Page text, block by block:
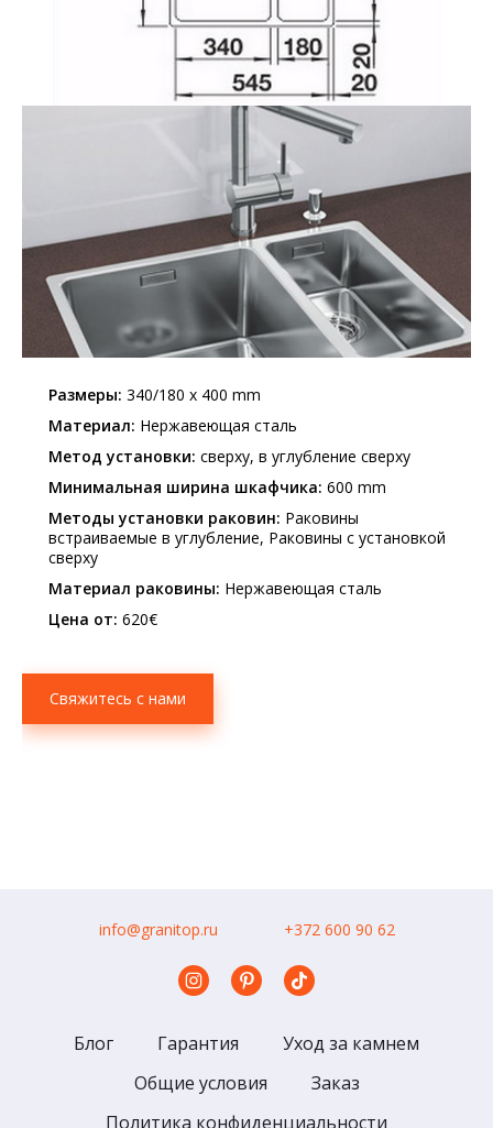
Размеры: 340/180 x 400 mm
Материал: Нержавеющая сталь
Метод установки: сверху, в углубление сверху
Минимальная ширина шкафчика: 600 mm
Методы установки раковин: Раковины
встраиваемые в углубление, Раковины с установкой
сверху
Материал раковины: Нержавеющая сталь
Цена от: 620€
Свяжитесь с нами
info@granitop.ru +372 600 90 62
Блог Гарантия
Уход за камнем
Общие условия
Заказ
Политика конфиденциальности